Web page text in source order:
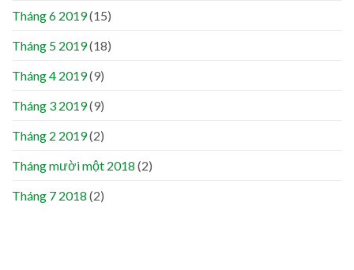
Tháng 6 2019(15)
Tháng 5 2019(18)
Tháng 4 2019(9)
Tháng 3 2019(9)
Tháng 2 2019(2)
Tháng mười một 2018 (2)
Tháng 7 2018 (2)